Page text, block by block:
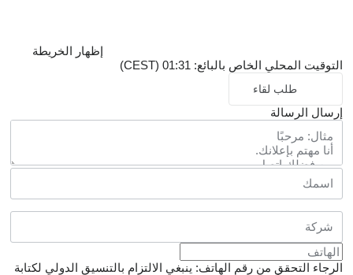
إظهار الخريطة
التوقيت المحلي الخاص بالبائع: 01:31 (CEST)
طلب لقاء
إرسال الرسالة
الرجاء التحقق من رقم الهاتف: ينبغي الالتزام بالتنسيق الدولي لكتابة